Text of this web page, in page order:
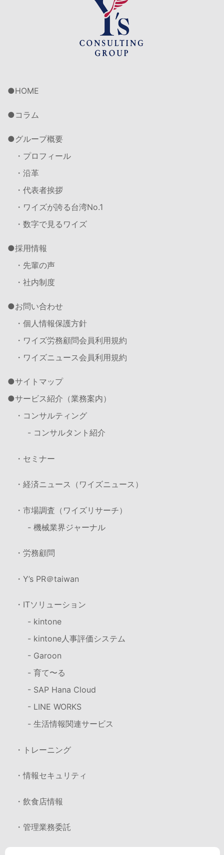
HOME
コラム
グループ概要
・プロフィール
・沿革
・代表者挨拶
・ワイズが誇る台湾No.1
・数字で見るワイズ
採用情報
・先輩の声
・社内制度
お問い合わせ
・個人情報保護方針
・ワイズ労務顧問会員利用規約
・ワイズニュース会員利用規約
サイトマップ
サービス紹介（業務案内）
・コンサルティング
- コンサルタント紹介
・セミナー
・経済ニュース（ワイズニュース）
・市場調査（ワイズリサーチ）
- 機械業界ジャーナル
・労務顧問
・Y’s PR＠taiwan
・ITソリューション
- kintone
- kintone人事評価システム
- Garoon
- 育て〜る
- SAP Hana Cloud
- LINE WORKS
- 生活情報関連サービス
・トレーニング
・情報セキュリティ
・飲食店情報
・管理業務委託